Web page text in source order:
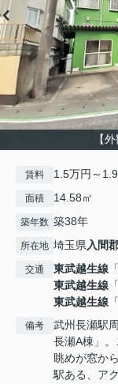
【
賃料 1.5万円～
面積 14.58㎡
築年数 築38年
所在地 埼玉県 入間
交通 東武越生線 「
東武越生線 「
東武越生線 「
備考
武州長瀬駅
長瀬A棟」
眺めが窓か
駅ある、ア